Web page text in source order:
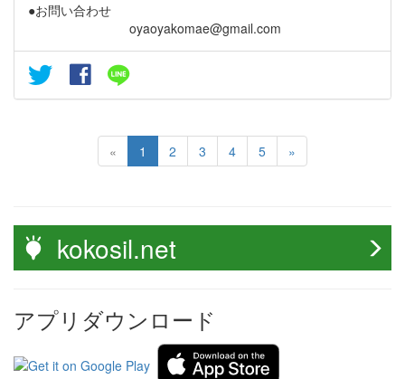
●お問い合わせ
oyaoyakomae@gmail.com
« 1 2 3 4 5 »
kokosil.net
アプリダウンロード